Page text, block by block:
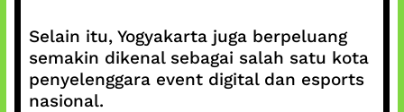
Selain itu, Yogyakarta juga berpeluang
semakin dikenal sebagai salah satu kota
penyelenggara event digital dan esports
nasional.